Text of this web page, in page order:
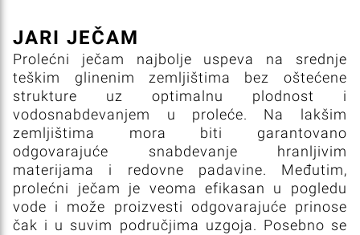
JARI JEČAM
Prolećni ječam najbolje uspeva na srednje
teškim glinenim zemljištima bez oštećene
strukture uz optimalnu plodnost i
vodosnabdevanjem u proleće. Na lakšim
zemljištima mora biti garantovano
odgovarajuće snabdevanje hranljivim
materijama i redovne padavine. Međutim,
prolećni ječam je veoma efikasan u pogledu
vode i može proizvesti odgovarajuće prinose
čak i u suvim područjima uzgoja. Posebno se